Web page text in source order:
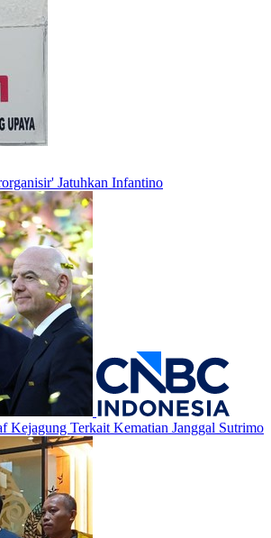
Jatuhkan Infantino
Kejagung Terkait Kematian Janggal Sutrimo